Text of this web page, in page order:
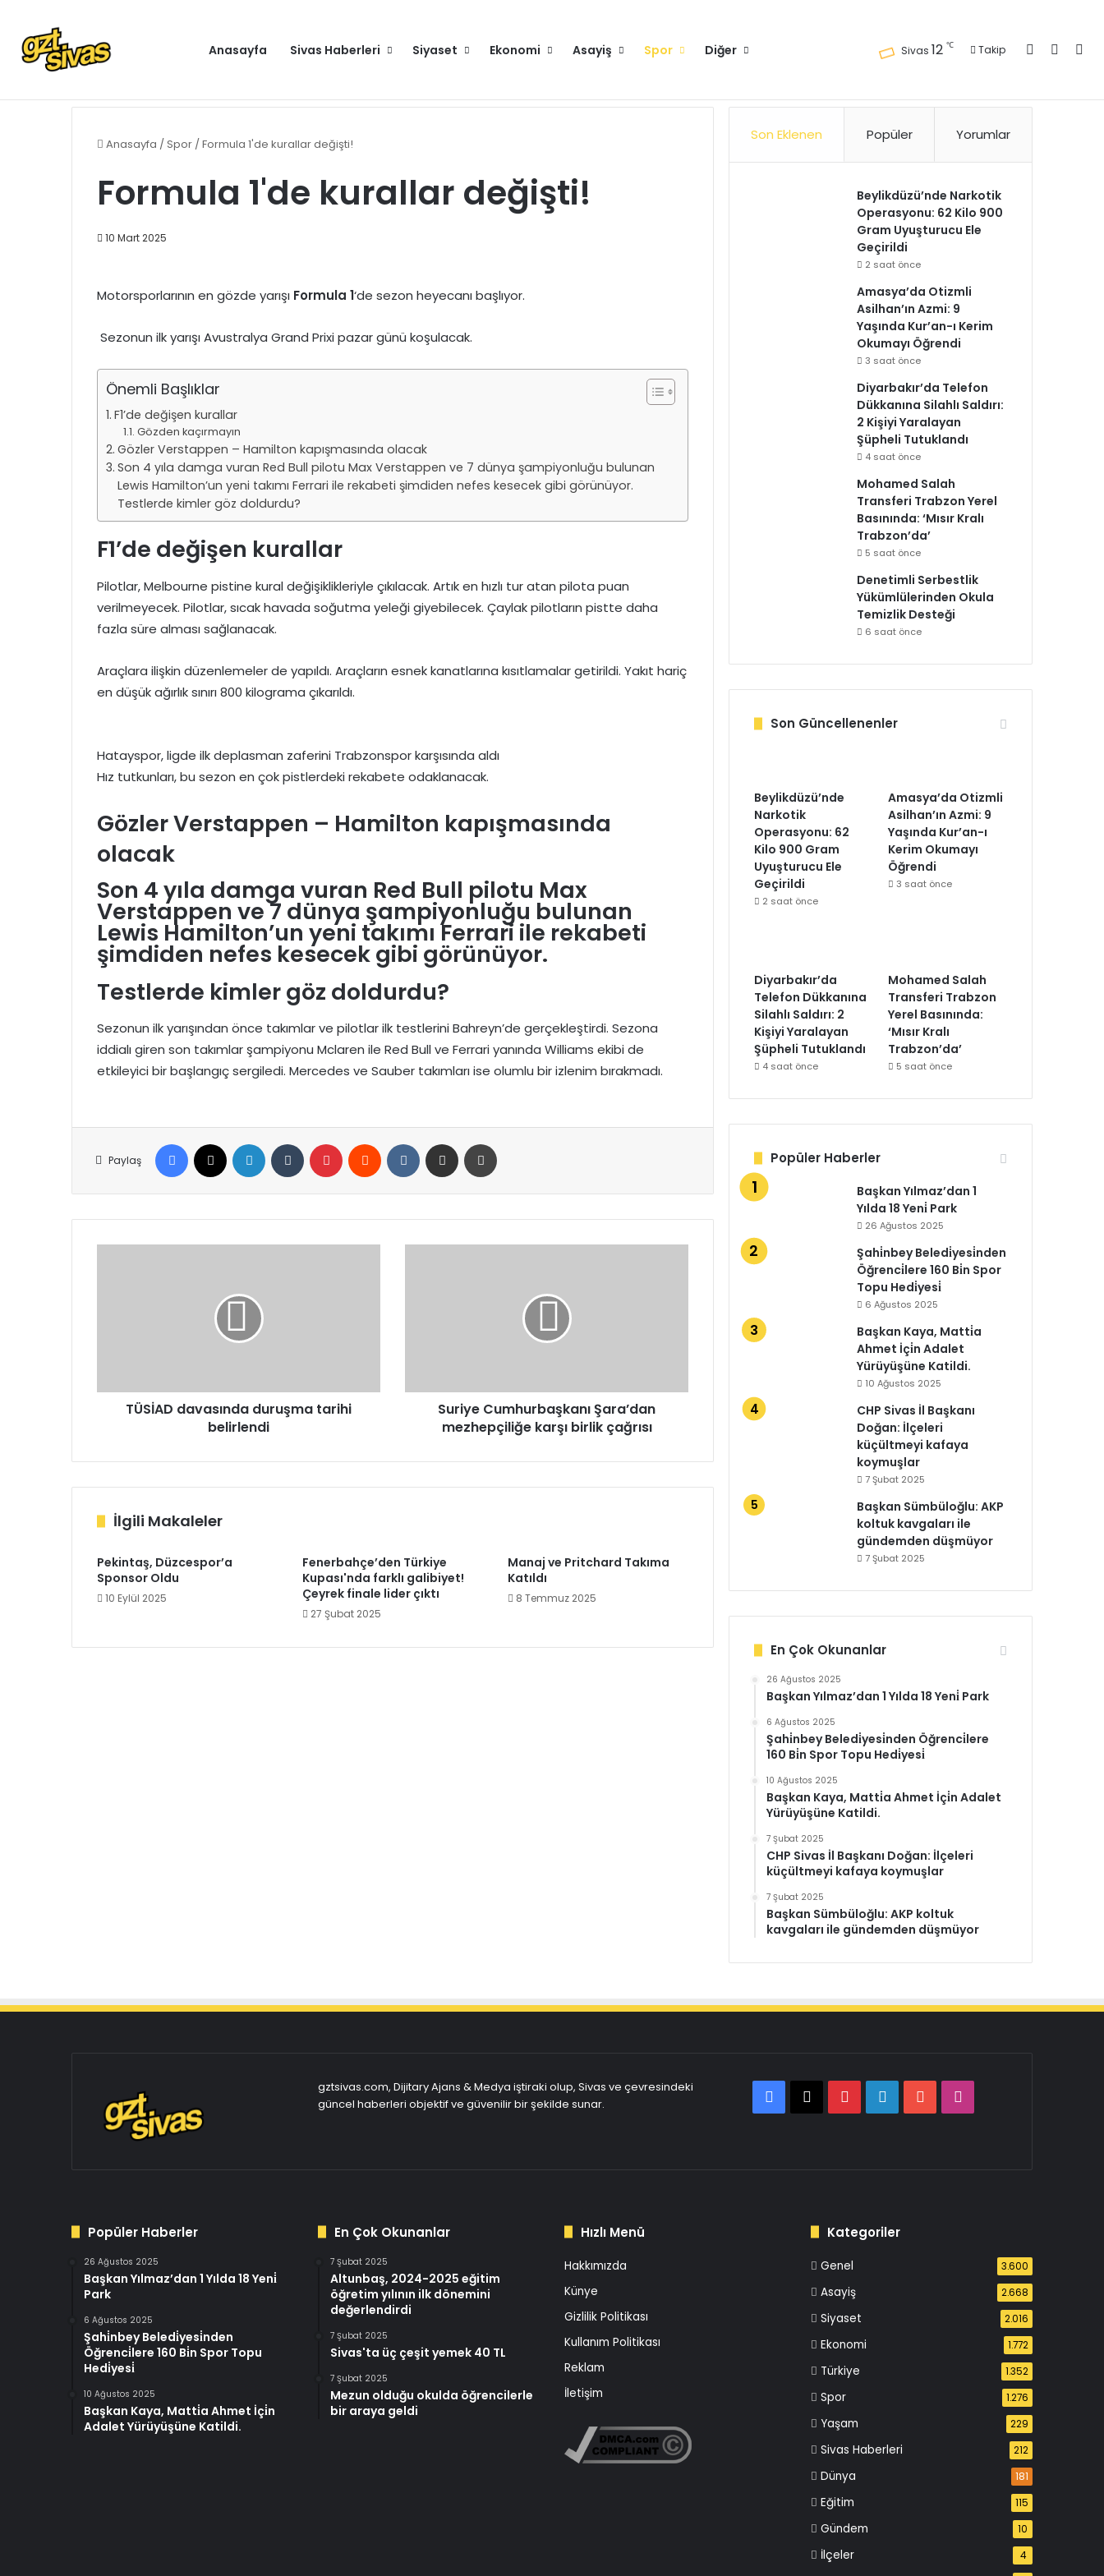
Anasayfa Sivas Haberleri Siyaset Ekonomi Asayiş Spor Diğer Sivas 12 ℃ Takip Kayıt Ol
Gündem Dışişleri Bakanlığından Sudan için seyahat uyarısı: Zorunlu değilse gitmeyin Kullanım Politikası
Anasayfa /Spor /Formula 1'de kurallar değişti!
Formula 1'de kurallar değişti!
10 Mart 2025
Motorsporlarının en gözde yarışı Formula 1‘de sezon heyecanı başlıyor.
Sezonun ilk yarışı Avustralya Grand Prixi pazar günü koşulacak.
Önemli Başlıklar
F1’de değişen kurallar
Gözden kaçırmayın
Gözler Verstappen – Hamilton kapışmasında olacak
Son 4 yıla damga vuran Red Bull pilotu Max Verstappen ve 7 dünya şampiyonluğu bulunan
Lewis Hamilton’un yeni takımı Ferrari ile rekabeti şimdiden nefes kesecek gibi görünüyor.
Testlerde kimler göz doldurdu?
F1’de değişen kurallar
Pilotlar, Melbourne pistine kural değişiklikleriyle çıkılacak. Artık en hızlı tur atan pilota puan
verilmeyecek. Pilotlar, sıcak havada soğutma yeleği giyebilecek. Çaylak pilotların pistte daha
fazla süre alması sağlanacak.
Araçlara ilişkin düzenlemeler de yapıldı. Araçların esnek kanatlarına kısıtlamalar getirildi. Yakıt hariç
en düşük ağırlık sınırı 800 kilograma çıkarıldı.
Hatayspor, ligde ilk deplasman zaferini Trabzonspor karşısında aldı
Hız tutkunları, bu sezon en çok pistlerdeki rekabete odaklanacak.
Gözler Verstappen – Hamilton kapışmasında
olacak
Son 4 yıla damga vuran Red Bull pilotu Max
Verstappen ve 7 dünya şampiyonluğu bulunan
Lewis Hamilton’un yeni takımı Ferrari ile rekabeti
şimdiden nefes kesecek gibi görünüyor.
Testlerde kimler göz doldurdu?
Sezonun ilk yarışından önce takımlar ve pilotlar ilk testlerini Bahreyn’de gerçekleştirdi. Sezona
iddialı giren son takımlar şampiyonu Mclaren ile Red Bull ve Ferrari yanında Williams ekibi de
etkileyici bir başlangıç sergiledi. Mercedes ve Sauber takımları ise olumlu bir izlenim bırakmadı.
Paylaş
Facebook LinkedIn Tumblr Pinterest Reddit VKontakteE-Posta ile paylaş
TÜSİAD davasında duruşma tarihi
belirlendi
Suriye Cumhurbaşkanı Şara’dan
mezhepçiliğe karşı birlik çağrısı
İlgili Makaleler
Pekintaş, Düzcespor’a
Sponsor Oldu
10 Eylül 2025
Fenerbahçe’den Türkiye
Kupası'nda farklı galibiyet!
Çeyrek finale lider çıktı
27 Şubat 2025
Manaj ve Pritchard Takıma
Katıldı
8 Temmuz 2025
Son Eklenen Popüler Yorumlar
Beylikdüzü’nde Narkotik
Operasyonu: 62 Kilo 900
Gram Uyuşturucu Ele
Geçirildi
2 saat önce
Amasya’da Otizmli
Asilhan’ın Azmi: 9
Yaşında Kur’an-ı Kerim
Okumayı Öğrendi
3 saat önce
Diyarbakır’da Telefon
Dükkanına Silahlı Saldırı:
2 Kişiyi Yaralayan
Şüpheli Tutuklandı
4 saat önce
Mohamed Salah
Transferi Trabzon Yerel
Basınında: ‘Mısır Kralı
Trabzon’da’
5 saat önce
Denetimli Serbestlik
Yükümlülerinden Okula
Temizlik Desteği
6 saat önce
Son Güncellenenler
Beylikdüzü’nde
Narkotik
Operasyonu: 62
Kilo 900 Gram
Uyuşturucu Ele
Geçirildi
2 saat önce
Amasya’da Otizmli
Asilhan’ın Azmi: 9
Yaşında Kur’an-ı
Kerim Okumayı
Öğrendi
3 saat önce
Diyarbakır’da
Telefon Dükkanına
Silahlı Saldırı: 2
Kişiyi Yaralayan
Şüpheli Tutuklandı
4 saat önce
Mohamed Salah
Transferi Trabzon
Yerel Basınında:
‘Mısır Kralı
Trabzon’da’
5 saat önce
Popüler Haberler
Başkan Yılmaz’dan 1
Yılda 18 Yeni̇ Park
26 Ağustos 2025
Şahi̇nbey Beledi̇yesi̇nden
Öğrenci̇lere 160 Bi̇n Spor
Topu Hedi̇yesi̇
6 Ağustos 2025
Başkan Kaya, Matti̇a
Ahmet İçi̇n Adalet
Yürüyüşüne Katildi.
10 Ağustos 2025
CHP Sivas İl Başkanı
Doğan: İlçeleri
küçültmeyi kafaya
koymuşlar
7 Şubat 2025
Başkan Sümbüloğlu: AKP
koltuk kavgaları ile
gündemden düşmüyor
7 Şubat 2025
En Çok Okunanlar
26 Ağustos 2025
Başkan Yılmaz’dan 1 Yılda 18 Yeni̇ Park
6 Ağustos 2025
Şahi̇nbey Beledi̇yesi̇nden Öğrenci̇lere
160 Bi̇n Spor Topu Hedi̇yesi̇
10 Ağustos 2025
Başkan Kaya, Matti̇a Ahmet İçi̇n Adalet
Yürüyüşüne Katildi.
7 Şubat 2025
CHP Sivas İl Başkanı Doğan: İlçeleri
küçültmeyi kafaya koymuşlar
7 Şubat 2025
Başkan Sümbüloğlu: AKP koltuk
kavgaları ile gündemden düşmüyor
gztsivas.com, Dijitary Ajans & Medya iştiraki olup, Sivas ve çevresindeki
güncel haberleri objektif ve güvenilir bir şekilde sunar.
Facebook
X PinterestLinkedInYouTube
Popüler Haberler
26 Ağustos 2025
Başkan Yılmaz’dan 1 Yılda 18 Yeni̇
Park
6 Ağustos 2025
Şahi̇nbey Beledi̇yesi̇nden
Öğrenci̇lere 160 Bi̇n Spor Topu
Hedi̇yesi̇
10 Ağustos 2025
Başkan Kaya, Matti̇a Ahmet İçi̇n
Adalet Yürüyüşüne Katildi.
En Çok Okunanlar
7 Şubat 2025
Altunbaş, 2024-2025 eğitim
öğretim yılının ilk dönemini
değerlendirdi
7 Şubat 2025
Sivas'ta üç çeşit yemek 40 TL
7 Şubat 2025
Mezun olduğu okulda öğrencilerle
bir araya geldi
Hızlı Menü
Hakkımızda
Künye
Gizlilik Politikası
Kullanım Politikası
Reklam
İletişim
Kategoriler
Genel 3.600
Asayiş 2.668
Siyaset 2.016
Ekonomi 1.772
Türkiye 1.352
Spor 1.276
Yaşam 229
Sivas Haberleri 212
Dünya 181
Eğitim 115
Gündem 10
İlçeler 4